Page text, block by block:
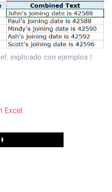
explicado con ejemplos |
Excel
Play